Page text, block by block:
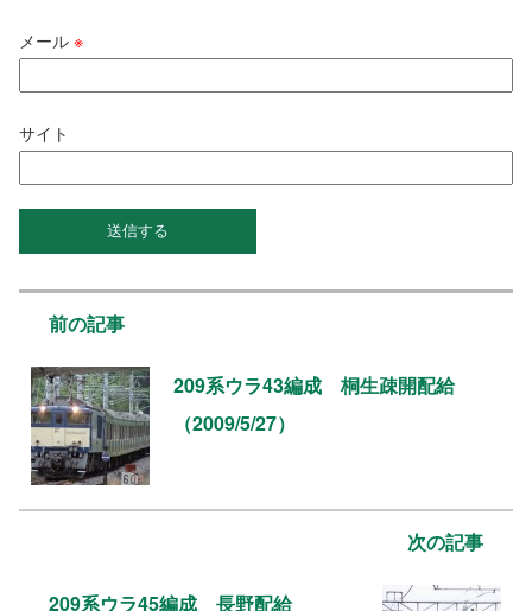
メール※
サイト
前の記事
209系ウラ43編成 桐生疎開配給
（2009/5/27）
次の記事
209系ウラ45編成 長野配給